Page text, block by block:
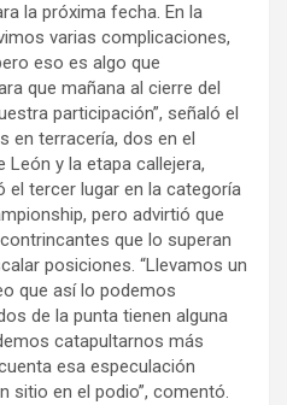
la próxima fecha. En la
varias complicaciones,
eso es algo que
que mañana al cierre del
participación”, señaló el
en terracería, dos en el
y la etapa callejera,
el tercer lugar en la categoría
pero advirtió que
que lo superan
posiciones. “Llevamos un
que así lo podemos
de la punta tienen alguna
catapultarnos más
esa especulación
sitio en el podio”, comentó.